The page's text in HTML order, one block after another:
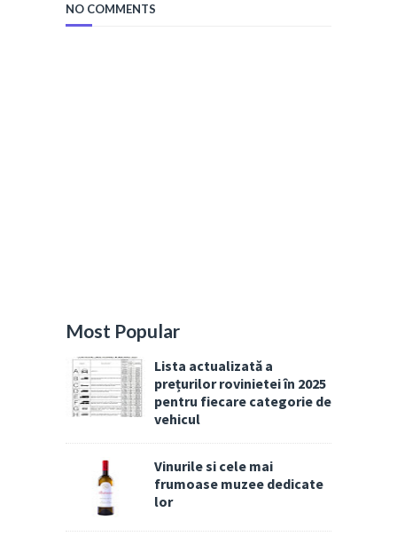
NO COMMENTS
Most Popular
Lista actualizată a
prețurilor rovinietei în 2025
pentru fiecare categorie de
vehicul
Vinurile si cele mai
frumoase muzee dedicate
lor